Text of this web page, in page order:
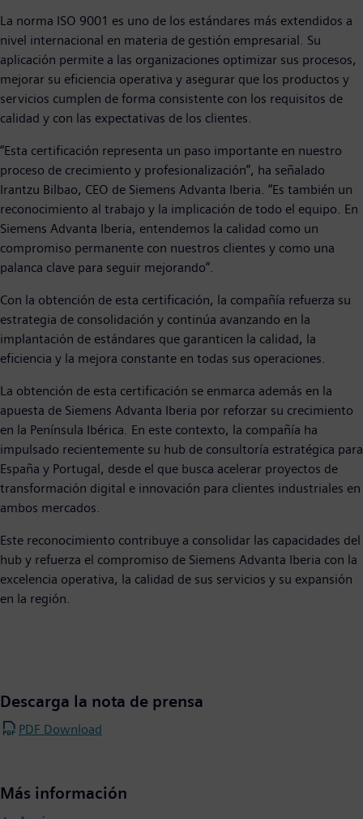
La norma ISO 9001 es uno de los estándares más extendidos a
nivel internacional en materia de gestión empresarial. Su
aplicación permite a las organizaciones optimizar sus procesos,
mejorar su eficiencia operativa y asegurar que los productos y
servicios cumplen de forma consistente con los requisitos de
calidad y con las expectativas de los clientes.
“Esta certificación representa un paso importante en nuestro
proceso de crecimiento y profesionalización”, ha señalado
Irantzu Bilbao, CEO de Siemens Advanta Iberia. “Es también un
reconocimiento al trabajo y la implicación de todo el equipo. En
Siemens Advanta Iberia, entendemos la calidad como un
compromiso permanente con nuestros clientes y como una
palanca clave para seguir mejorando”.
Con la obtención de esta certificación, la compañía refuerza su
estrategia de consolidación y continúa avanzando en la
implantación de estándares que garanticen la calidad, la
eficiencia y la mejora constante en todas sus operaciones.
La obtención de esta certificación se enmarca además en la
apuesta de Siemens Advanta Iberia por reforzar su crecimiento
en la Península Ibérica. En este contexto, la compañía ha
impulsado recientemente su hub de consultoría estratégica para
España y Portugal, desde el que busca acelerar proyectos de
transformación digital e innovación para clientes industriales en
ambos mercados.
Este reconocimiento contribuye a consolidar las capacidades del
hub y refuerza el compromiso de Siemens Advanta Iberia con la
excelencia operativa, la calidad de sus servicios y su expansión
en la región.
Descarga la nota de prensa
PDF Download
Más información